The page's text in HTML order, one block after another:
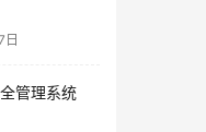
日
管理系统